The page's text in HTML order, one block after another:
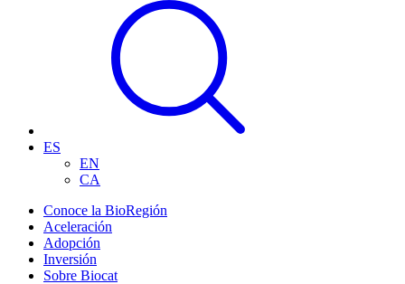
ES
EN
CA
Conoce la BioRegión
Aceleración
Adopción
Inversión
Sobre Biocat